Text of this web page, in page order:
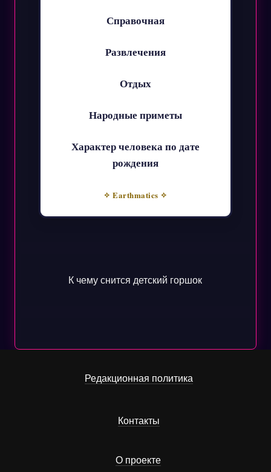
Справочная
Развлечения
Отдых
Народные приметы
Характер человека по дате
рождения
✧ Earthmatics ✧
К чему снится детский горшок
Редакционная политика
Контакты
О проекте